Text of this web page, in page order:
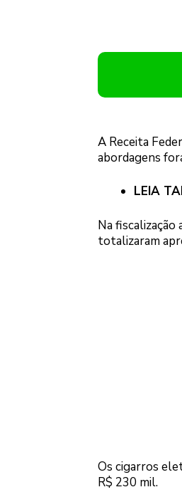
A Receita
abordagens
LEIA
Na
totalizaram
Os cigarros
R$ 230 mil.